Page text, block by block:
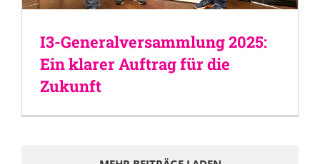
I3-Generalversammlung 2025:
Ein klarer Auftrag für die
Zukunft